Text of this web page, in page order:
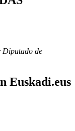
Diputado de
Euskadi.eus